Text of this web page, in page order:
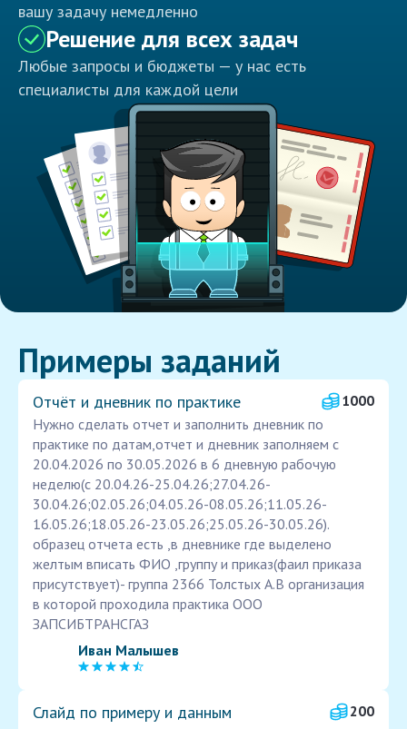
вашу задачу немедленно
Решение для всех задач
Любые запросы и бюджеты — у нас есть
специалисты для каждой цели
Примеры заданий
Отчёт и дневник по практике
1000
Нужно сделать отчет и заполнить дневник по
практике по датам,отчет и дневник заполняем с
20.04.2026 по 30.05.2026 в 6 дневную рабочую
неделю(с 20.04.26-25.04.26;27.04.26-
30.04.26;02.05.26;04.05.26-08.05.26;11.05.26-
16.05.26;18.05.26-23.05.26;25.05.26-30.05.26).
образец отчета есть ,в дневнике где выделено
желтым вписать ФИО ,группу и приказ(фаил приказа
присутствует)- группа 2366 Толстых А.В организация
в которой проходила практика ООО
ЗАПСИБТРАНСГАЗ
Иван Малышев
Слайд по примеру и данным
200